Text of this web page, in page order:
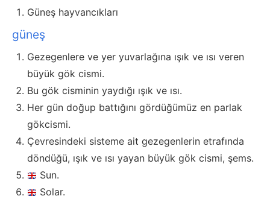
Güneş hayvancıkları
güneş
Gezegenlere ve yer yuvarlağına ışık ve ısı veren
büyük gök cismi.
Bu gök cisminin yaydığı ışık ve ısı.
Her gün doğup battığını gördüğümüz en parlak
gökcismi.
Çevresindeki sisteme ait gezegenlerin etrafında
döndüğü, ışık ve ısı yayan büyük gök cismi, şems.
Sun.
Solar.